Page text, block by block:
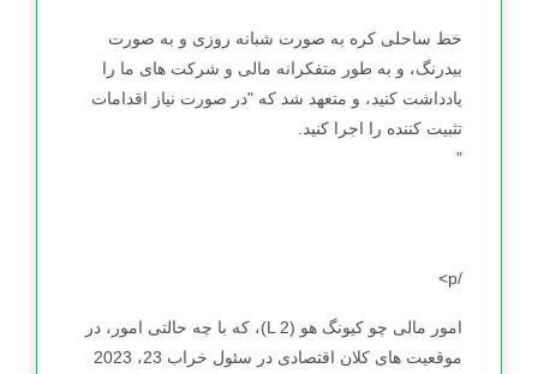
خط ساحلی کره به صورت شبانه روزی و به صورت
بیدرنگ، و به طور متفکرانه مالی و شرکت های ما را
یادداشت کنید، و متعهد شد که "در صورت نیاز اقدامات
تثبیت کننده را اجرا کنید.
"
/p>
امور مالی چو کیونگ هو (L 2)، که با چه حالتی امور، در
موقعیت های کلان اقتصادی در سئول خراب 23، 2023